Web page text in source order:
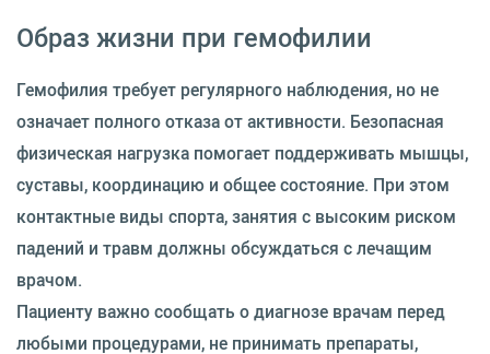
Образ жизни при гемофилии
Гемофилия требует регулярного наблюдения, но не
означает полного отказа от активности. Безопасная
физическая нагрузка помогает поддерживать мышцы,
суставы, координацию и общее состояние. При этом
контактные виды спорта, занятия с высоким риском
падений и травм должны обсуждаться с лечащим
врачом.
Пациенту важно сообщать о диагнозе врачам перед
любыми процедурами, не принимать препараты,